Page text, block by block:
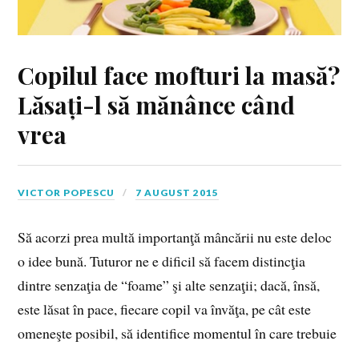
Copilul face mofturi la masă?
Lăsați-l să mănânce când
vrea
VICTOR POPESCU 7 AUGUST 2015
Să acorzi prea multă importanţă mâncării nu este deloc
o idee bună. Tuturor ne e dificil să facem distincţia
dintre senzaţia de “foame” şi alte senzaţii; dacă, însă,
este lăsat în pace, fiecare copil va învăţa, pe cât este
omeneşte posibil, să identifice momentul în care trebuie